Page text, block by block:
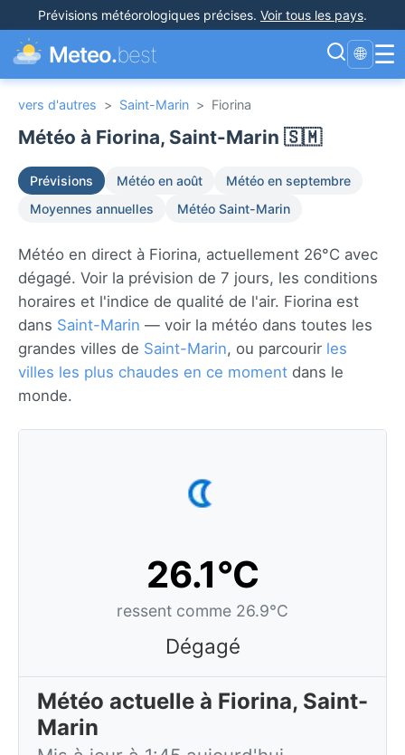
Prévisions météorologiques précises. Voir tous les pays.
Meteo.best 🌐 ☰
vers d'autres > Saint-Marin > Fiorina
Météo à Fiorina, Saint-Marin 🇸🇲
Prévisions Météo en août
Météo en septembre
Moyennes annuelles
Météo Saint-Marin
Météo en direct à Fiorina, actuellement 26°C avec
dégagé. Voir la prévision de 7 jours, les conditions
horaires et l'indice de qualité de l'air. Fiorina est
dans Saint-Marin — voir la météo dans toutes les
grandes villes de Saint-Marin, ou parcourir les
villes les plus chaudes en ce moment dans le
monde.
26.1°C
ressent comme 26.9°C
Dégagé
Météo actuelle à Fiorina, Saint-
Marin